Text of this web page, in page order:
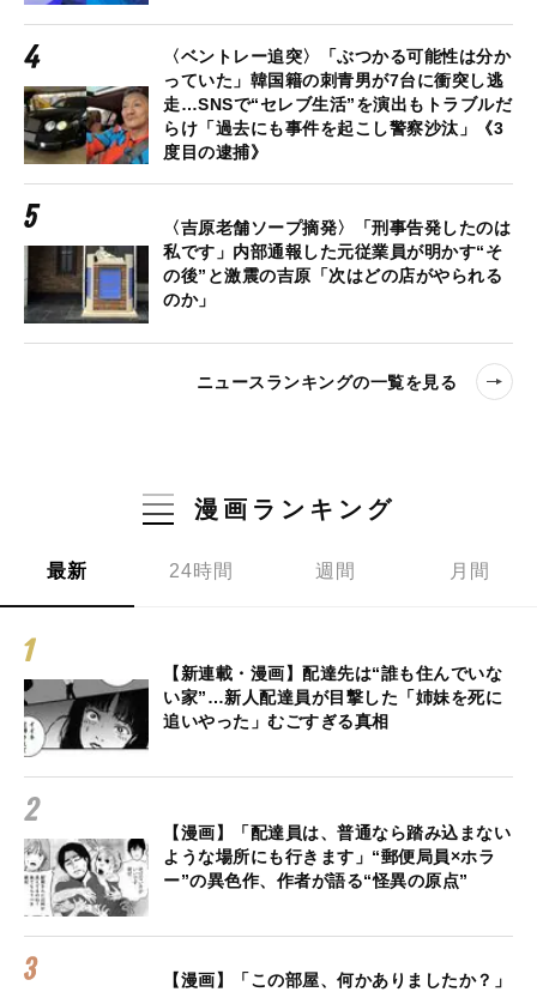
〈ベントレー追突〉「ぶつかる可能性は分か
っていた」韓国籍の刺青男が7台に衝突し逃
走…SNSで“セレブ生活”を演出もトラブルだ
らけ「過去にも事件を起こし警察沙汰」《3
度目の逮捕》
〈吉原老舗ソープ摘発〉「刑事告発したのは
私です」内部通報した元従業員が明かす“そ
の後”と激震の吉原「次はどの店がやられる
のか」
ニュースランキングの一覧を見る
漫画ランキング
最新 24時間 週間 月間
【新連載・漫画】配達先は“誰も住んでいな
い家”…新人配達員が目撃した「姉妹を死に
追いやった」むごすぎる真相
【漫画】「配達員は、普通なら踏み込まない
ような場所にも行きます」“郵便局員×ホラ
ー”の異色作、作者が語る“怪異の原点”
【漫画】「この部屋、何かありましたか？」